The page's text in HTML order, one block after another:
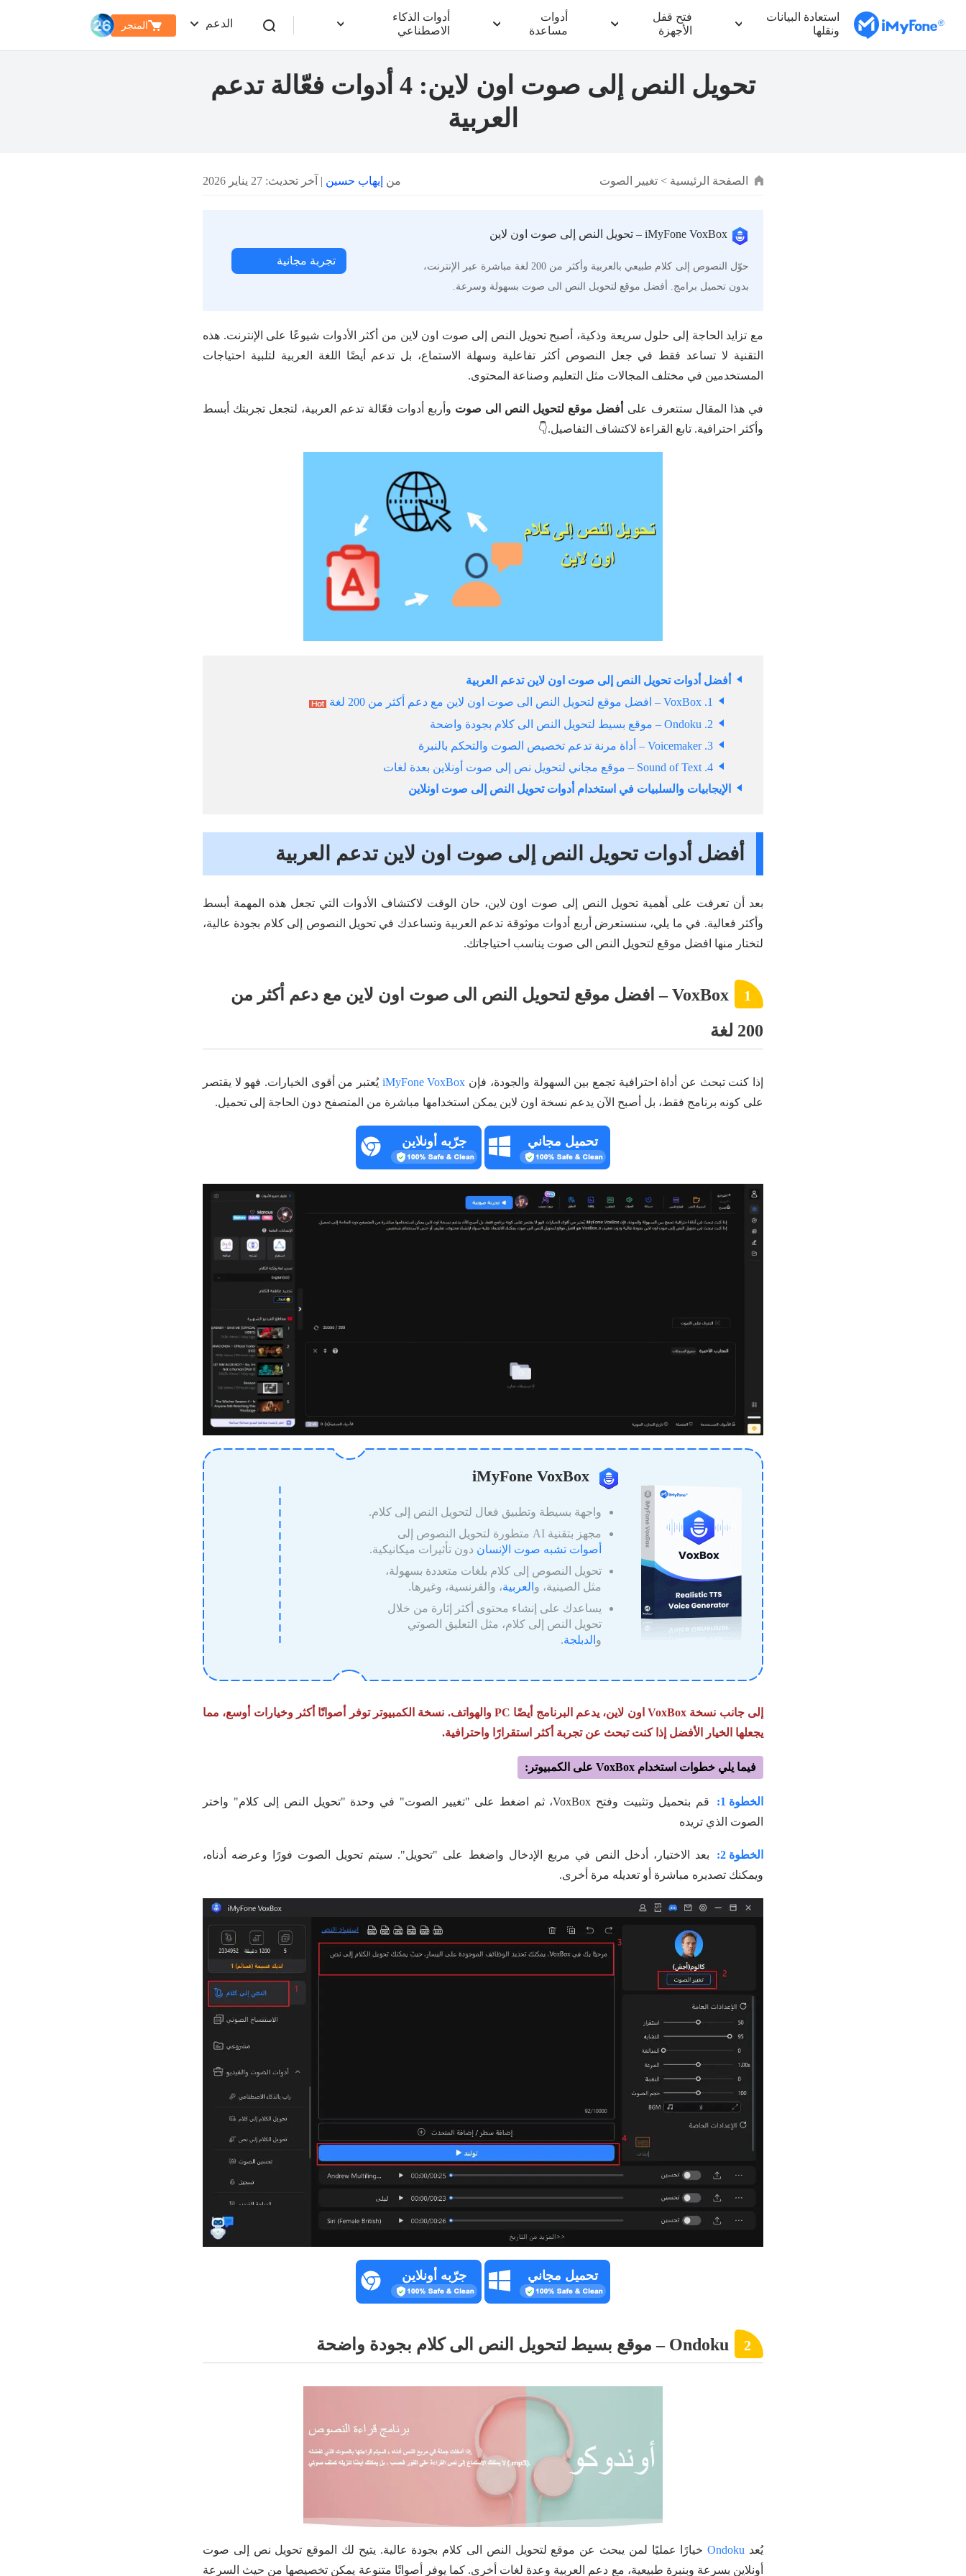
استعادة البيانات
ونقلها
فتح قفل
الأجهزة
أدوات
مساعدة
أدوات الذكاء
الاصطناعي
الدعم المتجر
تحويل النص إلى صوت اون لاين: 4 أدوات فعّالة تدعم
العربية
الصفحة الرئيسية > تغيير الصوت من إيهاب حسين | آخر تحديث: 27 يناير 2026
iMyFone VoxBox – تحويل النص إلى صوت اون لاين
حوّل النصوص إلى كلام طبيعي بالعربية وأكثر من 200 لغة مباشرة عبر الإنترنت،
بدون تحميل برامج. أفضل موقع لتحويل النص الى صوت بسهولة وسرعة.
تجربة مجانية
مع تزايد الحاجة إلى حلول سريعة وذكية، أصبح تحويل النص إلى صوت اون لاين من أكثر الأدوات شيوعًا على الإنترنت. هذه
التقنية لا تساعد فقط في جعل النصوص أكثر تفاعلية وسهلة الاستماع، بل تدعم أيضًا اللغة العربية لتلبية احتياجات
المستخدمين في مختلف المجالات مثل التعليم وصناعة المحتوى.
في هذا المقال ستتعرف على أفضل موقع لتحويل النص الى صوت وأربع أدوات فعّالة تدعم العربية، لتجعل تجربتك أبسط
وأكثر احترافية. تابع القراءة لاكتشاف التفاصيل.👇
أفضل أدوات تحويل النص إلى صوت اون لاين تدعم العربية
1. VoxBox – افضل موقع لتحويل النص الى صوت اون لاين مع دعم أكثر من 200 لغة
2. Ondoku – موقع بسيط لتحويل النص الى كلام بجودة واضحة
3. Voicemaker – أداة مرنة تدعم تخصيص الصوت والتحكم بالنبرة
4. Sound of Text – موقع مجاني لتحويل نص إلى صوت أونلاين بعدة لغات
الإيجابيات والسلبيات في استخدام أدوات تحويل النص إلى صوت اونلاين
أفضل أدوات تحويل النص إلى صوت اون لاين تدعم العربية
بعد أن تعرفت على أهمية تحويل النص إلى صوت اون لاين، حان الوقت لاكتشاف الأدوات التي تجعل هذه المهمة أبسط
وأكثر فعالية. في ما يلي، سنستعرض أربع أدوات موثوقة تدعم العربية وتساعدك في تحويل النصوص إلى كلام بجودة عالية،
لتختار منها افضل موقع لتحويل النص الى صوت يناسب احتياجاتك.
1
VoxBox – افضل موقع لتحويل النص الى صوت اون لاين مع دعم أكثر من
200 لغة
إذا كنت تبحث عن أداة احترافية تجمع بين السهولة والجودة، فإن iMyFone VoxBox يُعتبر من أقوى الخيارات. فهو لا يقتصر
على كونه برنامج فقط، بل أصبح الآن يدعم نسخة اون لاين يمكن استخدامها مباشرة من المتصفح دون الحاجة إلى تحميل.
تحميل مجاني جرّبه أونلاين
iMyFone VoxBox
واجهة بسيطة وتطبيق فعال لتحويل النص إلى كلام.
مجهز بتقنية AI متطورة لتحويل النصوص إلى
أصوات تشبه صوت الإنسان دون تأثيرات ميكانيكية.
تحويل النصوص إلى كلام بلغات متعددة بسهولة،
مثل الصينية، و العربية، والفرنسية، وغيرها.
يساعدك على إنشاء محتوى أكثر إثارة من خلال
تحويل النص إلى كلام، مثل التعليق الصوتي
و الدبلجة.
إلى جانب نسخة VoxBox اون لاين، يدعم البرنامج أيضًا PC والهواتف. نسخة الكمبيوتر توفر أصواتًا أكثر وخيارات أوسع، مما
يجعلها الخيار الأفضل إذا كنت تبحث عن تجربة أكثر استقرارًا واحترافية.
فيما يلي خطوات استخدام VoxBox على الكمبيوتر:
الخطوة 1:
قم بتحميل وتثبيت وفتح VoxBox، ثم اضغط على "تغيير الصوت" في وحدة "تحويل النص إلى كلام" واختر
الصوت الذي تريده
الخطوة 2:
بعد الاختيار، أدخل النص في مربع الإدخال واضغط على "تحويل". سيتم تحويل الصوت فورًا وعرضه أدناه،
ويمكنك تصديره مباشرة أو تعديله مرة أخرى.
تحميل مجاني جرّبه أونلاين
2 Ondoku – موقع بسيط لتحويل النص الى كلام بجودة واضحة
يُعد Ondokuخيارًا عمليًا لمن يبحث عن موقع لتحويل النص الى كلام بجودة عالية. يتيح لك الموقع تحويل نص إلى صوت
أونلاين بسرعة وبنبرة طبيعية، مع دعم العربية وعدة لغات أخرى. كما يوفر أصواتًا متنوعة يمكن تخصيصها من حيث السرعة